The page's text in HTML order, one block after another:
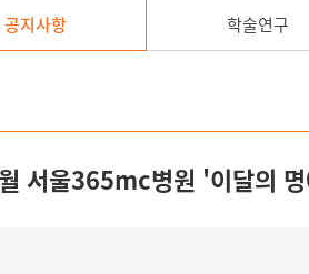
공지사항 학술연구
서울365mc병원 '이달의